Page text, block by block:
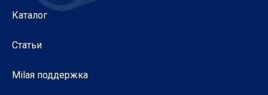
Каталог
Статьи
Milaя поддержка